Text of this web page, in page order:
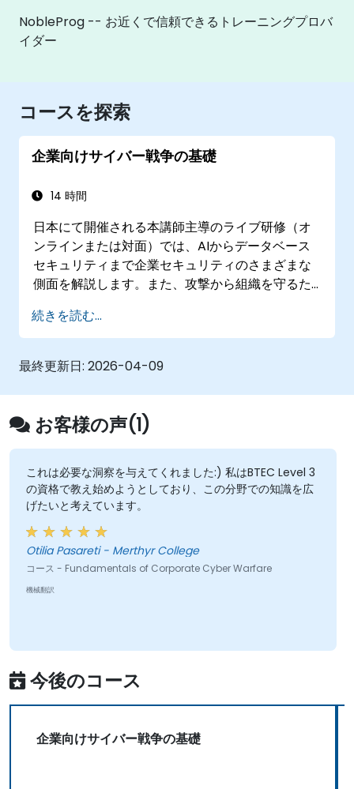
NobleProg -- お近くで信頼できるトレーニングプロバ
イダー
コースを探索
企業向けサイバー戦争の基礎
14 時間
日本にて開催される本講師主導のライブ研修（オ
ンラインまたは対面）では、AIからデータベース
セキュリティまで企業セキュリティのさまざまな
側面を解説します。また、攻撃から組織を守るた
紹介します。
続きを読む...
最終更新日: 2026-04-09
お客様の声(1)
これは必要な洞察を与えてくれました:) 私はBTEC Level 3
の資格で教え始めようとしており、この分野での知識を広
げたいと考えています。
Otilia Pasareti - Merthyr College
コース - Fundamentals of Corporate Cyber Warfare
機械翻訳
今後のコース
企業向けサイバー戦争の基礎